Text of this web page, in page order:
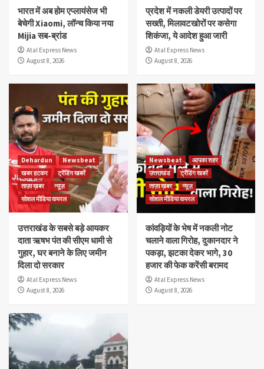
भारत में अब होम एप्लायंसेज भी
बेचेगी Xiaomi, लॉन्च किया नया
Mijia सब-ब्रांड
Atal Express News
August 8, 2026
प्रदेश में नकली डेयरी उत्पादों पर
सख्ती, मिलावटखोरों पर कसेगा
शिकंजा, ये आदेश हुआ जारी
Atal Express News
August 8, 2026
Dehardun
Newsbeat
खबर हटकर
ट्रेंडिंग खबरें
ताज़ा ख़बर
न्यूज़
सोशल मीडिया वायरल
उत्तराखंड के सबसे बड़े आयकर
दाता ऋषभ पंत की सीएम धामी से
गुहार, घर बनाने के लिए जमीन
दिला दो सरकार
Atal Express News
August 8, 2026
Newsbeat
आपका शहर
उत्तराखंड
ट्रेंडिंग खबरें
ताज़ा ख़बर
न्यूज़
सोशल मीडिया वायरल
कांवड़ियों के भेष में नकली नोट
चलाने वाला गिरोह, दुकानदार ने
पकड़ा, झटका देकर भागे, 30
हजार की फेक करेंसी बरामद
Atal Express News
August 8, 2026